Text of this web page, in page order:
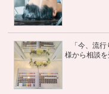
「今、流
様から相談を